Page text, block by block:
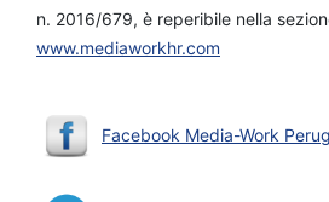
n. 2016/679, è reperibile nella
www.mediaworkhr.com
Facebook Media-Work